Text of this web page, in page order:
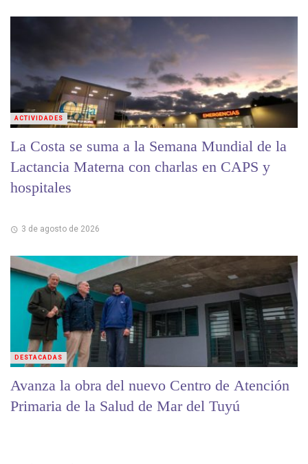
La Costa se suma a la Semana Mundial de la
Lactancia Materna con charlas en CAPS y
hospitales
3 de agosto de 2026
ACTIVIDADES
Avanza la obra del nuevo Centro de Atención
Primaria de la Salud de Mar del Tuyú
DESTACADAS